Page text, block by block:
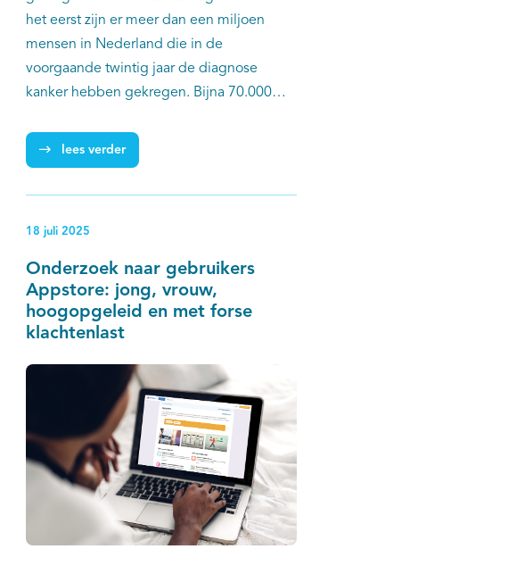
het eerst zijn er meer dan een miljoen
mensen in Nederland die in de
voorgaande twintig jaar de diagnose
kanker hebben gekregen. Bijna 70.000
jongvolwassen leeftijd: van 18 tot en met
39 jaar.
lees verder
18 juli 2025
Onderzoek naar gebruikers
Appstore: jong, vrouw,
hoogopgeleid en met forse
klachtenlast